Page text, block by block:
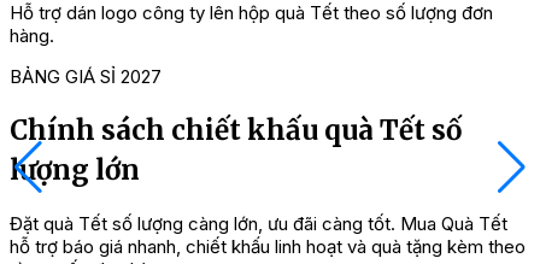
Hỗ trợ dán logo công ty lên hộp quà Tết theo số lượng đơn
hàng.
BẢNG GIÁ SỈ 2027
Chính sách chiết khấu quà Tết số
lượng lớn
Đặt quà Tết số lượng càng lớn, ưu đãi càng tốt. Mua Quà Tết
hỗ trợ báo giá nhanh, chiết khấu linh hoạt và quà tặng kèm theo